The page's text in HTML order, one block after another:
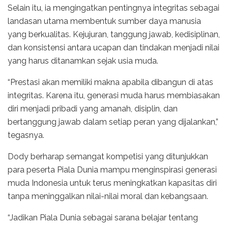
Selain itu, ia mengingatkan pentingnya integritas sebagai
landasan utama membentuk sumber daya manusia
yang berkualitas. Kejujuran, tanggung jawab, kedisiplinan,
dan konsistensi antara ucapan dan tindakan menjadi nilai
yang harus ditanamkan sejak usia muda.
“Prestasi akan memiliki makna apabila dibangun di atas
integritas. Karena itu, generasi muda harus membiasakan
diri menjadi pribadi yang amanah, disiplin, dan
bertanggung jawab dalam setiap peran yang dijalankan,”
tegasnya.
Dody berharap semangat kompetisi yang ditunjukkan
para peserta Piala Dunia mampu menginspirasi generasi
muda Indonesia untuk terus meningkatkan kapasitas diri
tanpa meninggalkan nilai-nilai moral dan kebangsaan.
“Jadikan Piala Dunia sebagai sarana belajar tentang